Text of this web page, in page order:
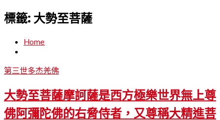
標籤:大勢至菩薩
Home
第三世多杰羌佛
大勢至菩薩摩訶薩是西方極樂世界無上尊
佛阿彌陀佛的右脅侍者，又尊稱大精進菩